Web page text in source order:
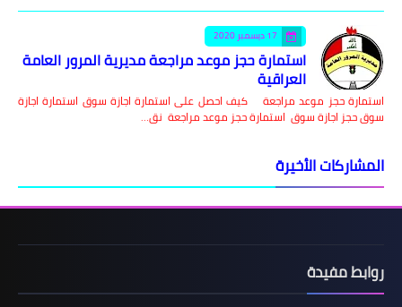
17 ديسمبر 2020
استمارة حجز موعد مراجعة مديرية المرور العامة
العراقية
استمارة حجز موعد مراجعة كيف احصل على استمارة اجازة سوق استمارة اجازة
سوق حجز اجازة سوق استمارة حجز موعد مراجعة نق…
المشاركات الأخيرة
روابط مفيدة